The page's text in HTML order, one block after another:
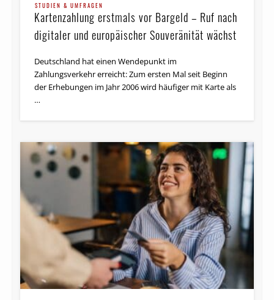
STUDIEN & UMFRAGEN
Kartenzahlung erstmals vor Bargeld – Ruf nach
digitaler und europäischer Souveränität wächst
Deutschland hat einen Wendepunkt im
Zahlungsverkehr erreicht: Zum ersten Mal seit Beginn
der Erhebungen im Jahr 2006 wird häufiger mit Karte als
…